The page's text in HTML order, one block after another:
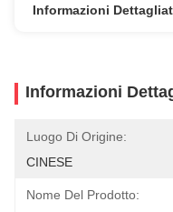
Informazioni
Informazioni
Luogo Di Origine:
CINESE
Nome Del Prodotto: